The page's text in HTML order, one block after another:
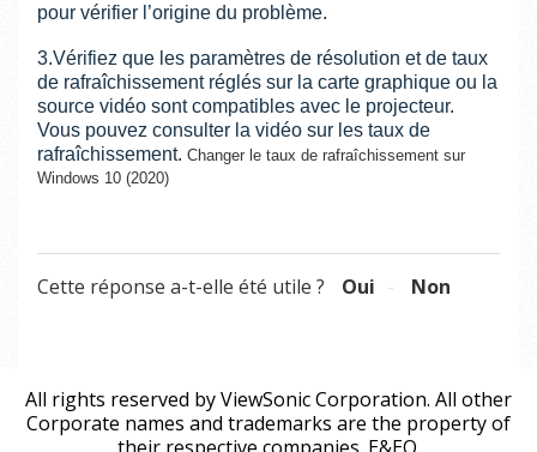
pour vérifier l’origine du problème.
3.Vérifiez que les paramètres de résolution et de taux
de rafraîchissement réglés sur la carte graphique ou la
source vidéo sont compatibles avec le projecteur.
Vous pouvez consulter la vidéo sur les taux de
rafraîchissement. Changer le taux de rafraîchissement sur
Windows 10 (2020)
Cette réponse a-t-elle été utile ? Oui Non
All rights reserved by ViewSonic Corporation. All other
Corporate names and trademarks are the property of